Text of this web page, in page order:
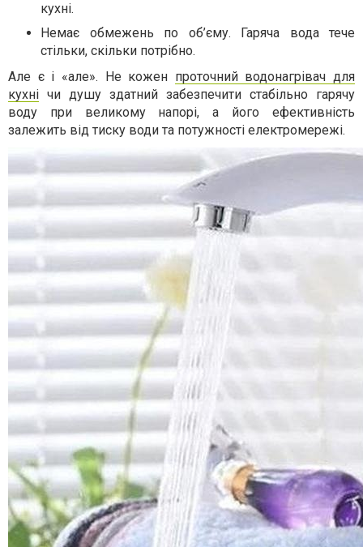
кухні.
Немає обмежень по об’єму. Гаряча вода тече
стільки, скільки потрібно.
Але є і «але». Не кожен проточний водонагрівач для
кухні чи душу здатний забезпечити стабільно гарячу
воду при великому напорі, а його ефективність
залежить від тиску води та потужності електромережі.